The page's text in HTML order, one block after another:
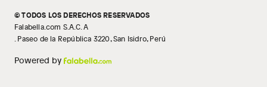
© TODOS LOS DERECHOS RESERVADOS
Falabella.com S.A.C. A
. Paseo de la República 3220, San Isidro, Perú
Powered by